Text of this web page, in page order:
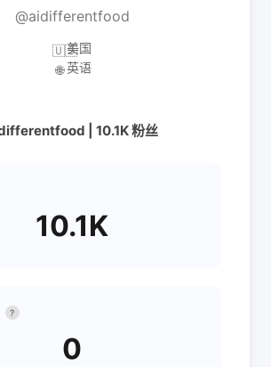
@aidifferentfood
🇺🇸美国
🌐 英语
| 10.1K 粉丝
10.1K
?
0